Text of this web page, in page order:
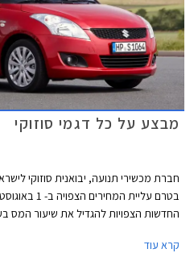
מבצע על כל דגמי סוזוקי
חברת מכשירי תנועה, יבואנית סוזוקי
בטרם עליית
החדשות הצפויות להגדיל את שיעור המס
להיפגע ממהלך זה הם דווקא הרכבים
קרא עוד